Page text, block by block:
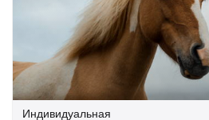
Индивидуальная